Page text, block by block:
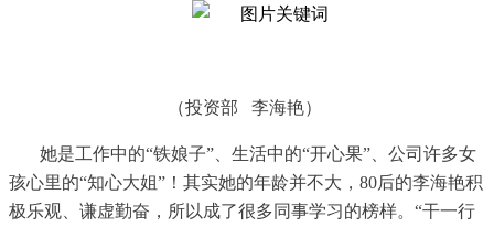
（投资部 李海艳）
她是工作中的“铁娘子”、生活中的“开心果”、公司许多女
孩心里的“知心大姐”！其实她的年龄并不大，80后的李海艳积
极乐观、谦虚勤奋，所以成了很多同事学习的榜样。“干一行